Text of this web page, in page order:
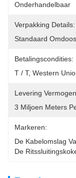
Onderhandelbaar
Verpakking Details:
Standaard Omdoos
Betalingscondities:
T / T, Western
Levering
3 Miljoen Meters
Markeren:
De Kabelomslag
De